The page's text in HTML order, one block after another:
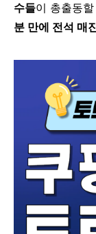
수들이 총출동
분 만에 전석 매